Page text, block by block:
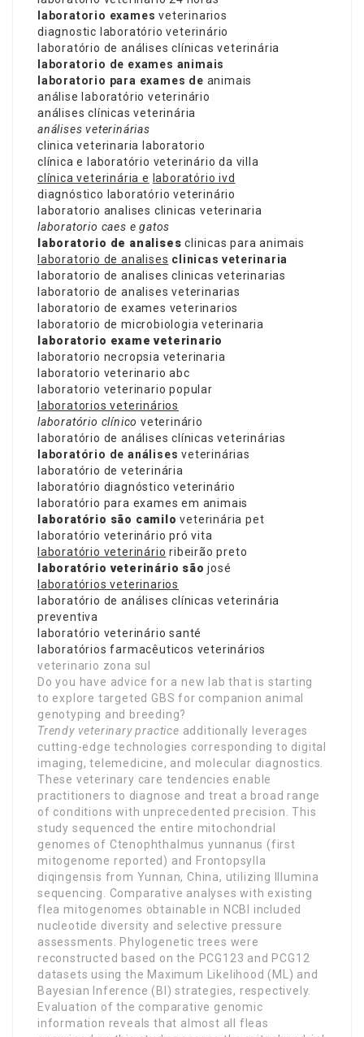
laboratorio exames veterinarios
diagnostic laboratório veterinário
laboratório de análises clínicas veterinária
laboratorio de exames animais
laboratorio para exames de animais
análise laboratório veterinário
análises clínicas veterinária
análises veterinárias
clinica veterinaria laboratorio
clínica e laboratório veterinário da villa
clínica veterinária e laboratório ivd
diagnóstico laboratório veterinário
laboratorio analises clinicas veterinaria
laboratorio caes e gatos
laboratorio de analises clinicas para animais
laboratorio de analises clinicas veterinaria
laboratorio de analises clinicas veterinarias
laboratorio de analises veterinarias
laboratorio de exames veterinarios
laboratorio de microbiologia veterinaria
laboratorio exame veterinario
laboratorio necropsia veterinaria
laboratorio veterinario abc
laboratorio veterinario popular
laboratorios veterinários
laboratório clínico veterinário
laboratório de análises clínicas veterinárias
laboratório de análises veterinárias
laboratório de veterinária
laboratório diagnóstico veterinário
laboratório para exames em animais
laboratório são camilo veterinária pet
laboratório veterinário pró vita
laboratório veterinário ribeirão preto
laboratório veterinário são josé
laboratórios veterinarios
laboratório de análises clínicas veterinária
preventiva
laboratório veterinário santé
laboratórios farmacêuticos veterinários
veterinario zona sul
Do you have advice for a new lab that is starting
to explore targeted GBS for companion animal
genotyping and breeding?
Trendy veterinary practice additionally leverages
cutting-edge technologies corresponding to digital
imaging, telemedicine, and molecular diagnostics.
These veterinary care tendencies enable
practitioners to diagnose and treat a broad range
of conditions with unprecedented precision. This
study sequenced the entire mitochondrial
genomes of Ctenophthalmus yunnanus (first
mitogenome reported) and Frontopsylla
diqingensis from Yunnan, China, utilizing Illumina
sequencing. Comparative analyses with existing
flea mitogenomes obtainable in NCBI included
nucleotide diversity and selective pressure
assessments. Phylogenetic trees were
reconstructed based on the PCG123 and PCG12
datasets using the Maximum Likelihood (ML) and
Bayesian Inference (BI) strategies, respectively.
Evaluation of the comparative genomic
information reveals that almost all fleas